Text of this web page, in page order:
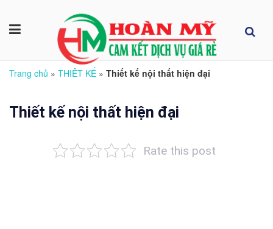
Trang chủ » THIÊT KẾ » Thiết kế nội thất hiện đại
Thiết kế nội thất hiện đại
Rate this post